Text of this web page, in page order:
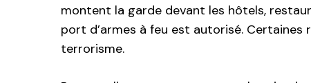
montent la garde devant les hôtels,
port d’armes à feu est autorisé.
terrorisme.